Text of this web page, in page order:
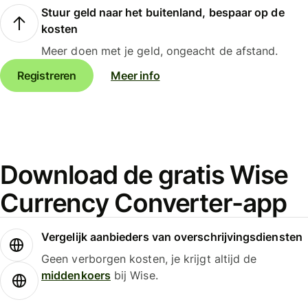
Stuur geld naar het buitenland, bespaar op de
kosten
Meer doen met je geld, ongeacht de afstand.
Registreren
Meer info
Download de gratis Wise
Currency Converter-app
Vergelijk aanbieders van overschrijvingsdiensten
Geen verborgen kosten, je krijgt altijd de
middenkoersbij Wise.